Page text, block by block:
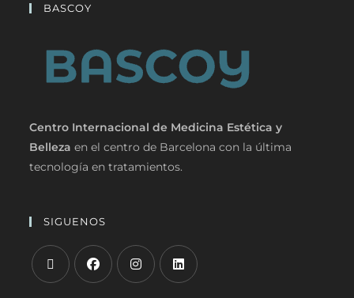
BASCOY
Centro Internacional de Medicina Estética y
Belleza en el centro de Barcelona con la última
tecnología en tratamientos.
SIGUENOS